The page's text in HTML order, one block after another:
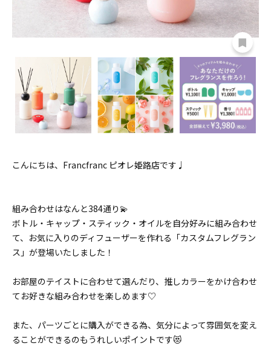
こんにちは、Francfranc ピオレ姫路店です♩
組み合わせはなんと384通り💫
ボトル・キャップ・スティック・オイルを自分好みに組み合わせ
て、お気に入りのディフューザーを作れる「カスタムフレグラン
ス」が登場いたしました！
お部屋のテイストに合わせて選んだり、推しカラーをかけ合わせ
てお好きな組み合わせを楽しめます♡
また、パーツごとに購入ができる為、気分によって雰囲気を変え
ることができるのもうれしいポイントです😻